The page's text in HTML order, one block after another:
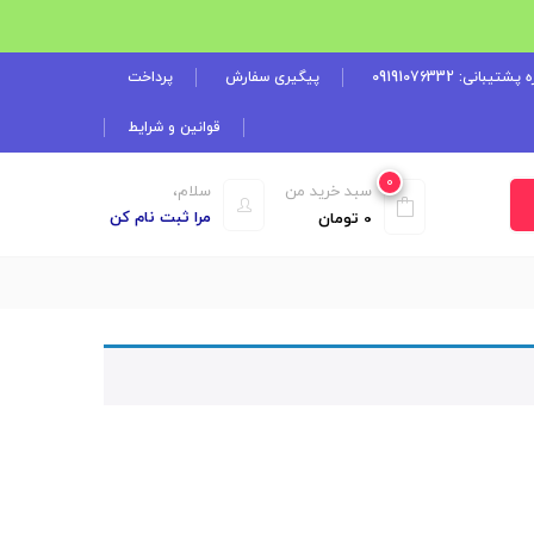
09191076332 پیگیری سفارش پرداخت
قوانین و شرایط
سلام،
مرا ثبت نام کن
0
سبد خرید من
0 تومان